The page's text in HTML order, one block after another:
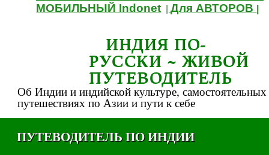
МОБИЛЬНЫЙ Indonet |Для АВТОРОВ
ИНДИЯ ПО-
РУССКИ ~ ЖИВОЙ
ПУТЕВОДИТЕЛЬ
Об Индии и индийской культуре, самостоятельных
путешествиях по Азии и пути к себе
ПУТЕВОДИТЕЛЬ ПО ИНДИИ